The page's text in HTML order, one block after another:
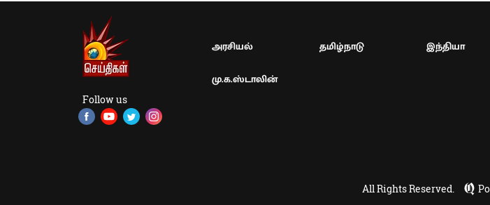
Follow us
அரசியல் தமிழ்நாடு இந்தியா
மு.க.ஸ்டாலின்
All Rights Reserved.